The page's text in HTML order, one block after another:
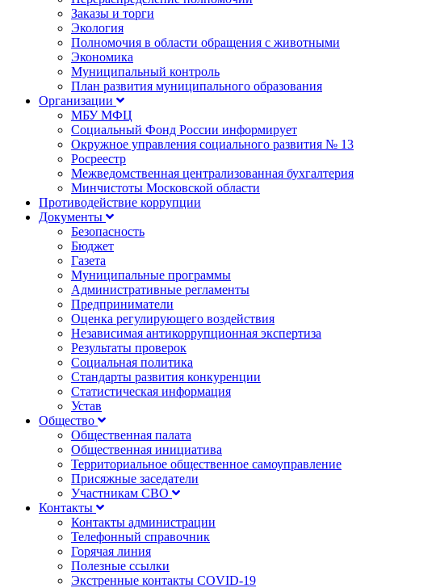
Заказы и торги
Экология
Полномочия в области обращения с животными
Экономика
Муниципальный контроль
План развития муниципального образования
Организации
МБУ МФЦ
Социальный Фонд России информирует
Окружное управления социального развития № 13
Росреестр
Межведомственная централизованная бухгалтерия
Минчистоты Московской области
Противодействие коррупции
Документы
Безопасность
Бюджет
Газета
Муниципальные программы
Административные регламенты
Предприниматели
Оценка регулирующего воздействия
Независимая антикоррупционная экспертиза
Результаты проверок
Социальная политика
Стандарты развития конкуренции
Статистическая информация
Устав
Общество
Общественная палата
Общественная инициатива
Территориальное общественное самоуправление
Присяжные заседатели
Участникам СВО
Контакты
Контакты администрации
Телефонный справочник
Горячая линия
Полезные ссылки
Экстренные контакты COVID-19